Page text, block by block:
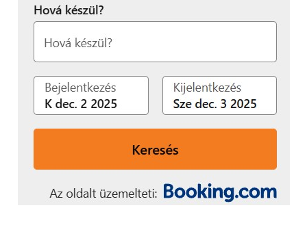
a művészet világában is elmerülhettek.
A Polgár Judit Világsakkfesztivált 2015 óta minden
el a sakk értékeit. Az esemény a sportág
népszerűsítésén túl a sakk univerzális nyelvén
keresztül épít hidat kultúrák, generációk és
sakk nem csupán játék, hanem élmény, amely
inspirál, összeköt, és örömöt szerez minden
Eredmények: